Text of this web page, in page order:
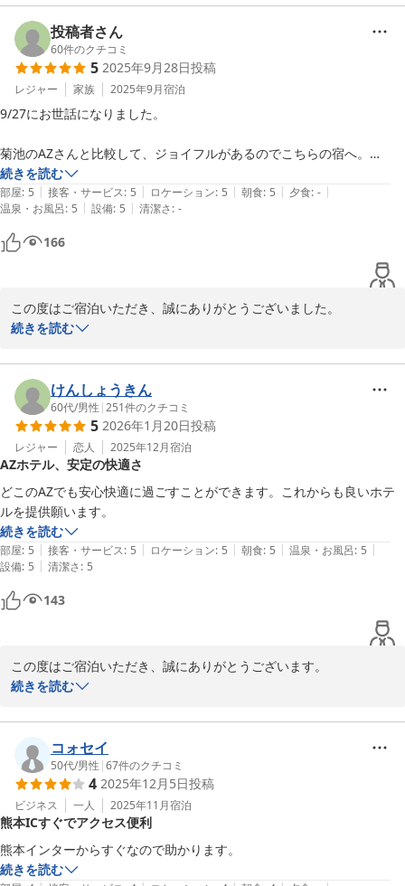
思います。
当ホテルでは、宿泊の皆様に快適にお過ごしいただけるよう、様々
なサービスを心掛けております。
また、チェックイン時の情報提供や細やかなサービスについてもお
褒めいただき、スタッフ一同励みになります。
ひまたのご利用をお待ちしております。
貴重なご意見をありがとうございました。
HOTELAZ熊本大津店 フロント
2025-10-19
投稿者さん
60件のクチコミ
5 2025年9月28日投稿
レジャー 家族 2025年9月宿泊
9/27にお世話になりました。
菊池のAZさんと比較して、ジョイフルがあるのでこちらの宿へ。
コロナ以降、ジョイフルではテイクアウトする習慣が身についているの
ですが、こちらのジョイフルではテイクアウトができませんでした、残
念。これはホテルさんには関係のない話ですが・・
受付の女性スタッフは丁寧で好印象。
隣で受け付けしていた、なにやら難しそうな客に対しても、男性スタッ
部屋は喫煙部屋でしたが、ネチャネチャした感じもなく良かった。
すり寝れました。
地上波テレビが面白い番組が無かったので、チャンネルNECOを見よう
と有料のテレビカードを機械に挿入したのですが、「サービス停止中」
の文字が・・ＩＮ直後は「カードを挿入してください」みたいな文字が
出てたはずだけど・・
フロントへ電話して返金を求めたら、女性スタッフが部屋までお金を持
って来てくださいました。
この女性スタッフは、こちらが恐縮するくらい平謝りで・・念のため
色々試して下さったのですが、部屋に入る際に入り口で靴を脱がれて、
さらに恐縮いたしました。たかがテレビのことで申し訳ございませんで
した。この女性スタッフのおかげで、嫌な思いも起こらず、気持ちよく
朝食は品数が豊富とは言えないのかもしれませんが、私的にはご飯とみ
そ汁とサラダがあれば十分なので問題なし。茶碗が大きかったので、ご
半分くらいか、もしかするとそれ以上かもしれませんが、予約席になっ
ていて、予約席以外に座るように最初に言われました。これは割増しで
料金を支払えば席を予約できるのでしょうか？
そのあたりはよくわかりませんが、団体宿泊（合宿？）も、個人宿泊も
時間に追われている事情は変わらないのではないかと思いました。私た
ちは開場前から並んでいたので問題ありませんでしたが、予約席の人よ
り先に朝食会場に来て席が空くのを待っている人が数名いらっしゃった
続きを読む
部屋: 5 | 接客・サービス: 5 | ロケーション: 5 | 朝食: 5 | 夕食: - |
温泉・お風呂: 5 | 設備: 5 | 清潔さ: -
166
この度はご宿泊いただき、誠にありがとうございました。
き感謝いたします。今後のサービス向上に活かしてまいります。
スタッフへのお褒めの言葉、大変嬉しく思います。お客様に快適に
お過ごしいただけるよう、丁寧な対応を心掛けておりますので、そ
の点を評価していただけたことに感謝いたします。
お部屋やエアコン、ベッドについてもご満足いただけたようで何よ
りです。快適な滞在を提供できたことを嬉しく思います。
テレビの件ではご不便をおかけし、申し訳ございませんでした。ス
タッフの対応が少しでもお客様の気持ちを和らげられたのであれば
幸いです。
朝食についてのご意見もありがとうございます。予約席の件につい
ては、今後の改善点として検討させていただきます。お客様にとっ
てより良い体験を提供できるよう努めてまいります。
ております。またのご利用をお待ちしております。
HOTEL AZ 大津店 フロント
2025-09-28
続きを読む
けんしょうきん
60代/男性 |251件のクチコミ
5 2026年1月20日投稿
レジャー 恋人 2025年12月宿泊
AZホテル、安定の快適さ
どこのAZでも安心快適に過ごすことができます。これからも良いホテ
ルを提供願います。
続きを読む
部屋: 5 | 接客・サービス: 5 | ロケーション: 5 | 朝食: 5 | 温泉・お風呂: 5 |
設備: 5 | 清潔さ: 5
143
この度はご宿泊いただき、誠にありがとうございます。
す。
お客様にとっての「良いホテル」を目指し、今後もサービス向上に
努めてまいります。
またのご利用を心よりお待ちしております。
ありがとうございました。
HOTEL　フロント
続きを読む
コォセイ
50代/男性 |67件のクチコミ
4 2025年12月5日投稿
ビジネス 一人 2025年11月宿泊
熊本ICすぐでアクセス便利
熊本インターからすぐなので助かります。
続きを読む